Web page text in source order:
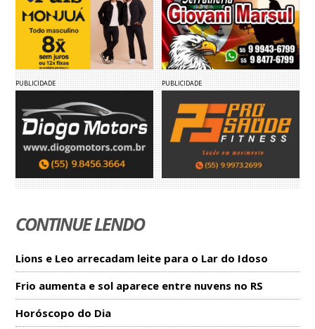
PUBLICIDADE PUBLICIDADE
CONTINUE LENDO
Lions e Leo arrecadam leite para o Lar do Idoso
Frio aumenta e sol aparece entre nuvens no RS
Horóscopo do Dia